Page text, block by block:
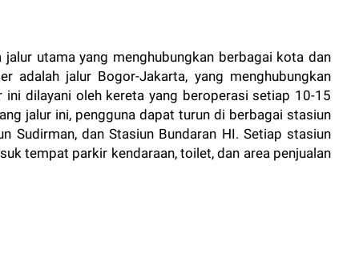
utama yang menghubungkan berbagai kota dan
adalah jalur Bogor-Jakarta, yang menghubungkan
dilayani oleh kereta yang beroperasi setiap 10-15
jalur ini, pengguna dapat turun di berbagai stasiun
Sudirman, dan Stasiun Bundaran HI. Setiap stasiun
tempat parkir kendaraan, toilet, dan area penjualan